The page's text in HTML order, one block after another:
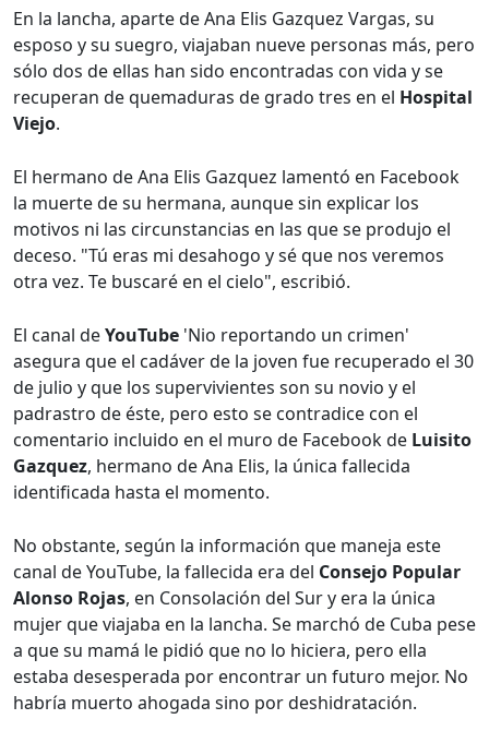
En la lancha, aparte de Ana Elis Gazquez Vargas, su
esposo y su suegro, viajaban nueve personas más, pero
sólo dos de ellas han sido encontradas con vida y se
recuperan de quemaduras de grado tres en el Hospital
Viejo.
El hermano de Ana Elis Gazquez lamentó en Facebook
la muerte de su hermana, aunque sin explicar los
motivos ni las circunstancias en las que se produjo el
deceso. "Tú eras mi desahogo y sé que nos veremos
otra vez. Te buscaré en el cielo", escribió.
El canal deYouTube 'Nio reportando un crimen'
asegura que el cadáver de la joven fue recuperado el 30
de julio y que los supervivientes son su novio y el
padrastro de éste, pero esto se contradice con el
comentario incluido en el muro de Facebook de Luisito
Gazquez, hermano de Ana Elis, la única fallecida
identificada hasta el momento.
No obstante, según la información que maneja este
canal de YouTube, la fallecida era del Consejo Popular
Alonso Rojas, en Consolación del Sur y era la única
mujer que viajaba en la lancha. Se marchó de Cuba pese
a que su mamá le pidió que no lo hiciera, pero ella
estaba desesperada por encontrar un futuro mejor. No
habría muerto ahogada sino por deshidratación.